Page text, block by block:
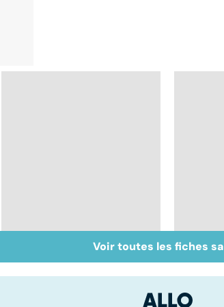
Don de gamètes : le
pour et le contre
Voir toutes les fiches